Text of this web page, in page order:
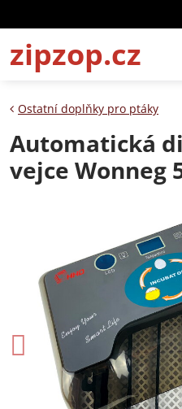
zipzop.cz
Ostatní doplňky pro ptáky
Automatická
vejce Wonneg